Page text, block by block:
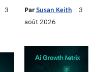
3
ParSusan Keith
3
août 2026